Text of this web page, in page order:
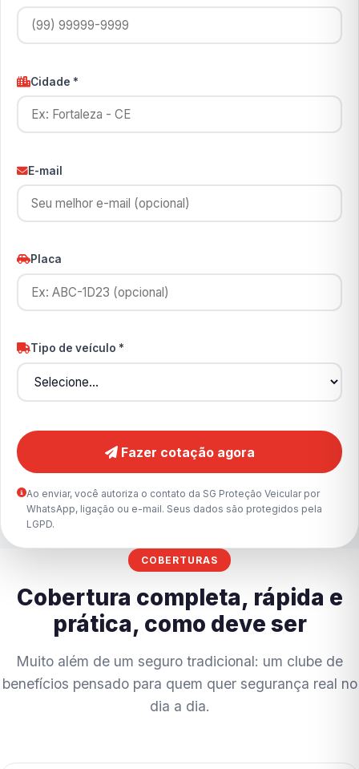
Cidade *
E-mail
Placa
Tipo de veículo *
Fazer cotação agora
Ao enviar, você autoriza o contato da SG Proteção Veicular por
WhatsApp, ligação ou e-mail. Seus dados são protegidos pela
LGPD.
COBERTURAS
Cobertura completa, rápida e
prática, como deve ser
Muito além de um seguro tradicional: um clube de
benefícios pensado para quem quer segurança real no
dia a dia.